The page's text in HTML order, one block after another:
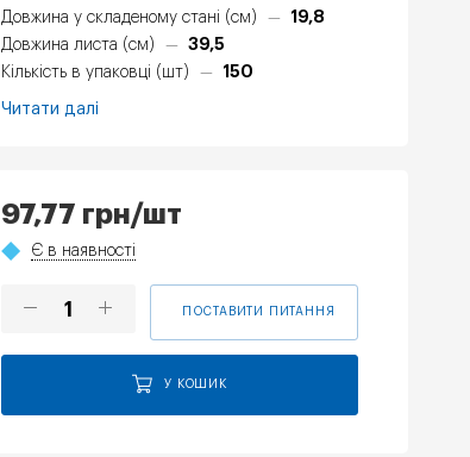
Довжина у складеному стані (см)
—
19,8
Довжина листа (см)
—
39,5
Кількість в упаковці (шт)
— 150
Читати далі
97,77 грн/шт
Є в наявності
ПОСТАВИТИ ПИТАННЯ
У КОШИК